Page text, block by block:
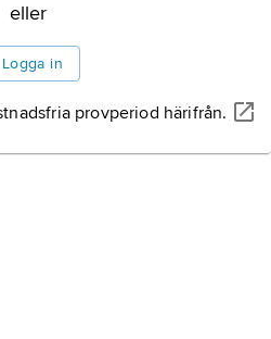
eller
Logga in
provperiod härifrån.